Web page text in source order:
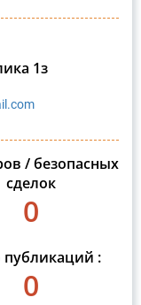
1з
/ безопасных
сделок
0
публикаций :
0